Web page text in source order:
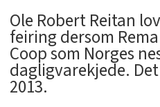
Ole Robert Reitan
feiring dersom
Coop som Norges
dagligvarekjede.
2013.